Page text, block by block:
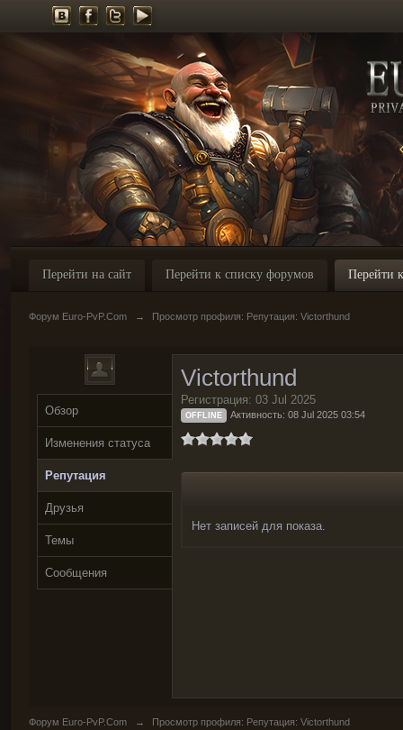
Перейти на сайт Перейти к списку форумов Перейти
Форум Euro-PvP.Com → Просмотр профиля: Репутация: Victorthund
Обзор
Изменения статуса
Репутация
Друзья
Темы
Сообщения
Victorthund
Регистрация: 03 Jul 2025
OFFLINE Активность: 08 Jul 2025 03:54
Нет записей для показа.
Форум Euro-PvP.Com → Просмотр профиля: Репутация: Victorthund